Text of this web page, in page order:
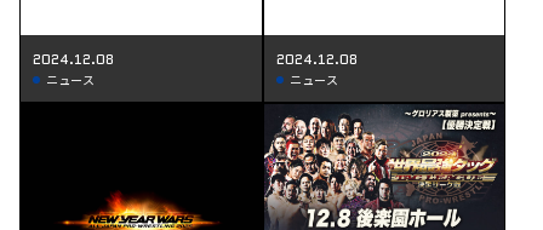
の全勝優勝の快挙を達成！
2024.12.08
ニュース
一部対戦カード決定！
2024.12.08
ニュース